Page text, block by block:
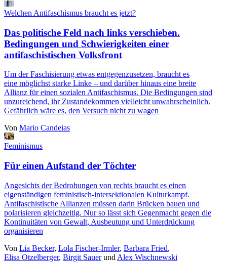
Welchen Antifaschismus braucht es jetzt?
Das politische Feld nach links verschieben.
Bedingungen und Schwierigkeiten einer
antifaschistischen Volksfront
Um der Faschisierung etwas entgegenzusetzen, braucht es
eine möglichst starke Linke – und darüber hinaus eine breite
Allianz für einen sozialen Antifaschismus. Die Bedingungen sind
unzureichend, ihr Zustandekommen vielleicht unwahrscheinlich.
Gefährlich wäre es, den Versuch nicht zu wagen
Von Mario Candeias
Feminismus
Für einen Aufstand der Töchter
Angesichts der Bedrohungen von rechts braucht es einen
eigenständigen feministisch-intersektionalen Kulturkampf.
Antifaschistische Allianzen müssen darin Brücken bauen und
polarisieren gleichzeitig. Nur so lässt sich Gegenmacht gegen die
Kontinuitäten von Gewalt, Ausbeutung und Unterdrückung
organisieren
Von Lia Becker, Lola Fischer-Irmler, Barbara Fried,
Elisa Otzelberger, Birgit Sauerund Alex Wischnewski